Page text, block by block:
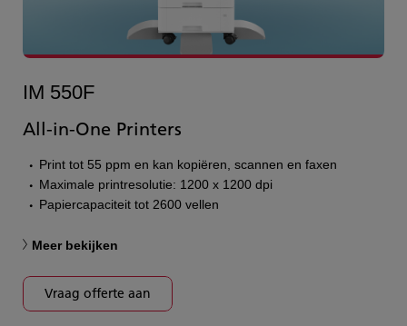
IM 550F
All-in-One Printers
Print tot 55 ppm en kan kopiëren, scannen en faxen
Maximale printresolutie: 1200 x 1200 dpi
Papiercapaciteit tot 2600 vellen
Meer bekijken
Vraag offerte aan